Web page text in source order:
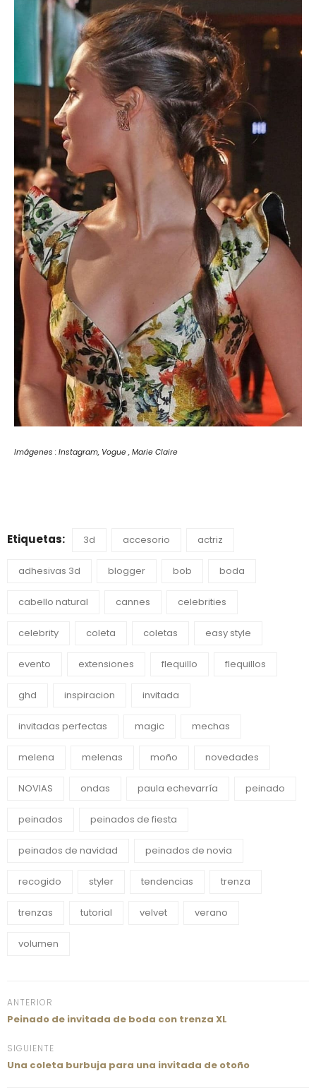
Imágenes : Instagram, Vogue , Marie Claire
Etiquetas: 3d accesorio actriz
adhesivas 3d blogger bob boda
cabello natural cannes celebrities
celebrity coleta coletas easy style
evento extensiones flequillo flequillos
ghd inspiracion invitada
invitadas perfectas magic mechas
melena melenas moño novedades
NOVIAS ondas paula echevarría peinado
peinados peinados de fiesta
peinados de navidad peinados de novia
recogido styler tendencias trenza
trenzas tutorial velvet verano
volumen
ANTERIOR
Peinado de invitada de boda con trenza XL
SIGUIENTE
Una coleta burbuja para una invitada de otoño